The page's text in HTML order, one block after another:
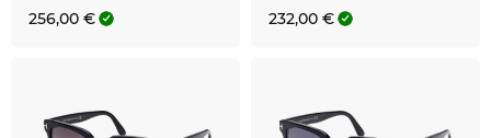
256,00 € 232,00 €